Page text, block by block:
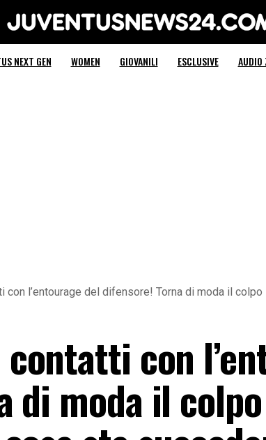
Juventus News 24
NEXT GEN WOMEN GIOVANILI ESCLUSIVE AUDIO
con l’entourage del difensore! Torna di moda il
con
di moda il colpo